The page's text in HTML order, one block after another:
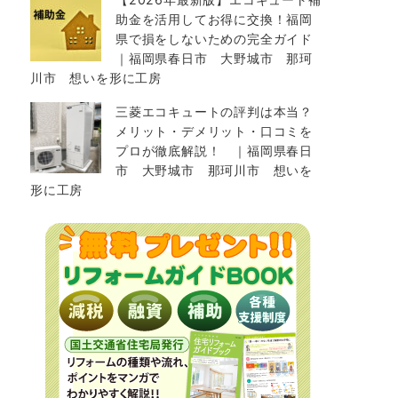
助金を活用してお得に交換！福岡
県で損をしないための完全ガイド
｜福岡県春日市 大野城市 那珂
川市 想いを形に工房
三菱エコキュートの評判は本当？
メリット・デメリット・口コミを
プロが徹底解説！ ｜福岡県春日
市 大野城市 那珂川市 想いを
形に工房